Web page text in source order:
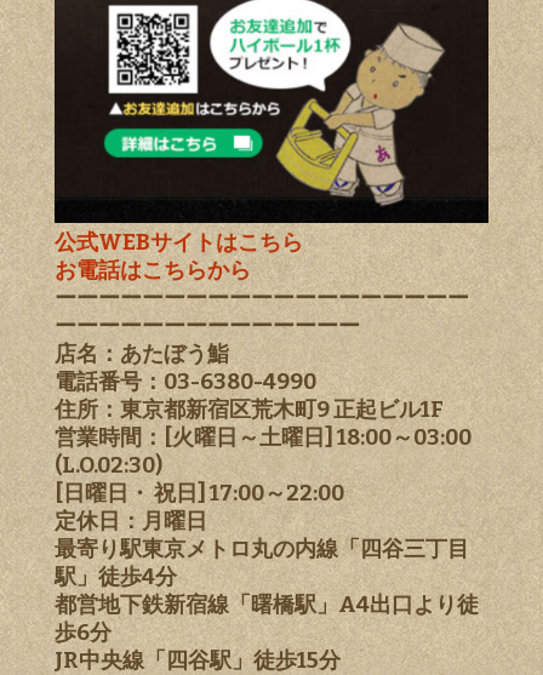
公式WEBサイトはこちら
お電話はこちらから
ーーーーーーーーーーーーーーーーーーー
ーーーーーーーーーーーーーー
店名：あたぼう鮨
電話番号：03-6380-4990
住所：東京都新宿区荒木町9 正起ビル1F
営業時間：[火曜日～土曜日] 18:00～03:00
(L.O.02:30)
[日曜日・ 祝日] 17:00～22:00
定休日：月曜日
最寄り駅東京メトロ丸の内線「四谷三丁目
駅」徒歩4分
都営地下鉄新宿線「曙橋駅」A4出口より徒
歩6分
JR中央線「四谷駅」徒歩15分